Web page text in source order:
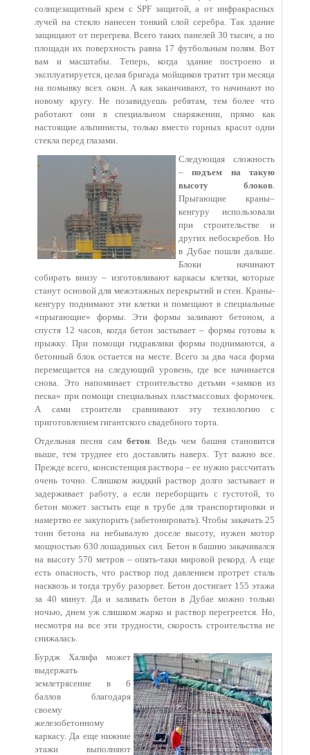
солнцезащитный крем с SPF защитой, а от инфракрасных
лучей на стекло нанесен тонкий слой серебра. Так здание
защищают от перегрева. Всего таких панелей 30 тысяч, а по
площади их поверхность равна 17 футбольным полям. Вот
вам и масштабы. Теперь, когда здание построено и
эксплуатируется, целая бригада мойщиков тратит три месяца
на помывку всех окон. А как заканчивают, то начинают по
новому кругу. Не позавидуешь ребятам, тем более что
работают они в специальном снаряжении, прямо как
настоящие альпинисты, только вместо горных красот одни
стекла перед глазами.
Следующая сложность
–подъем на такую
высоту блоков.
Прыгающие краны–
кенгуру использовали
при строительстве и
других небоскребов. Но
в Дубае пошли дальше.
Блоки начинают
собирать внизу – изготовливают каркасы клетки, которые
станут основой для межэтажных перекрытий и стен. Краны-
кенгуру поднимают эти клетки и помещают в специальные
«прыгающие» формы. Эти формы заливают бетоном, а
спустя 12 часов, когда бетон застывает – формы готовы к
прыжку. При помощи гидравлики формы поднимаются, а
бетонный блок остается на месте. Всего за два часа форма
перемещается на следующий уровень, где все начинается
снова. Это напоминает строительство детьми «замков из
песка» при помощи специальных пластмассовых формочек.
А сами строители сравнивают эту технологию с
приготовлением гигантского свадебного торта.
Отдельная песня самбетон. Ведь чем башня становится
выше, тем труднее его доставлять наверх. Тут важно все.
Прежде всего, консистенция раствора – ее нужно рассчитать
очень точно. Слишком жидкий раствор долго застывает и
задерживает работу, а если переборщить с густотой, то
бетон может застыть еще в трубе для транспортировки и
намертво ее закупорить (забетонировать). Чтобы закачать 25
тонн бетона на небывалую доселе высоту, нужен мотор
мощностью 630 лошадиных сил. Бетон в башню закачивался
на высоту 570 метров – опять-таки мировой рекорд. А еще
есть опасность, что раствор под давлением протрет сталь
насквозь и тогда трубу разорвет. Бетон достигает 155 этажа
за 40 минут. Да и заливать бетон в Дубае можно только
ночью, днем уж слишком жарко и раствор перегреется. Но,
несмотря на все эти трудности, скорость строительства не
снижалась.
Бурдж Халифа может
выдержать
землетрясение в 6
баллов благодаря
своему
железобетонному
каркасу. Да еще нижние
этажи выполняют